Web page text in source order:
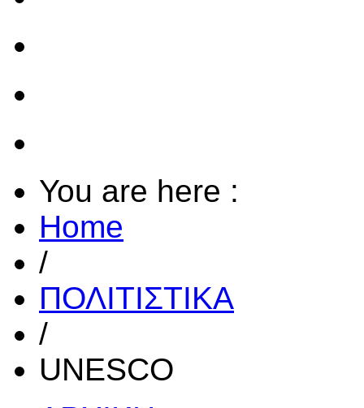
You are here :
Home
/
ΠΟΛΙΤΙΣΤΙΚΑ
/
UNESCO